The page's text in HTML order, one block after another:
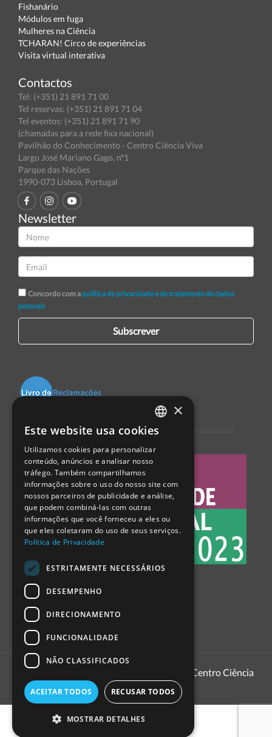
Fishanário
Módulos em fuga
Mulheres na Ciência
TCHARAN! Circo de experiências
Visita virtual interativa
Contactos
Tel: (+351) 21 891 71 00
Tel reservas: (+351) 21 891 71 04
Tel eventos: (+351) 21 891 71 90
(chamadas para a rede fixa nacional)
Pavilhão do Conhecimento - Centro Ciência Viva
Largo José Mariano Gago, nº1
Parque das Nações
1990-073 Lisboa, Portugal
Newsletter
Concordo com a política de privacidade e de tratamento de dados
pessoais
Subscrever
Centro de Arbitragem de Conflitos de Consumo de Lisboa
1999 - 2026
Pavilhão do Conhecimento | Centro Ciência
PORTUGUESE
ENGLISH
SPANISH
×
Este website usa cookies
Utilizamos cookies para personalizar
conteúdo, anúncios e analisar nosso
tráfego. Também compartilhamos
informações sobre o uso do nosso site com
nossos parceiros de publicidade e análise,
que podem combiná-las com outras
informações que você forneceu a eles ou
que eles coletaram do uso de seus serviços.
Política de Privacidade
ESTRITAMENTE NECESSÁRIOS
DESEMPENHO
DIRECIONAMENTO
FUNCIONALIDADE
NÃO CLASSIFICADOS
ACEITAR TODOS RECUSAR TODOS
MOSTRAR DETALHES